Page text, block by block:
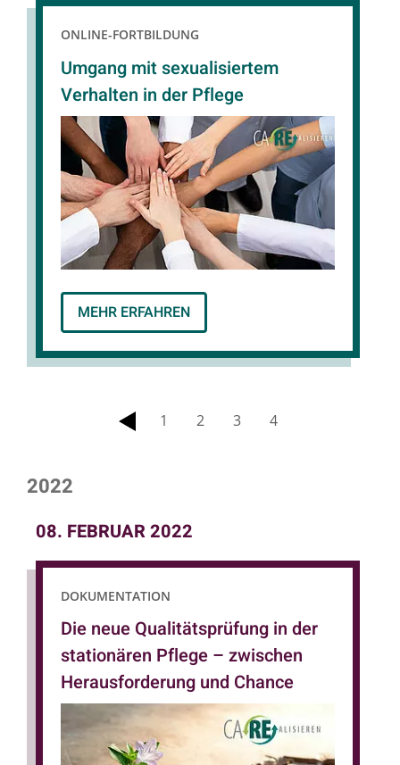
ONLINE-FORTBILDUNG
Umgang mit sexualisiertem
Verhalten in der Pflege
MEHR ERFAHREN
zurück
1 2 3 4
2022
08. FEBRUAR 2022
DOKUMENTATION
Die neue Qualitätsprüfung in der
stationären Pflege – zwischen
Herausforderung und Chance